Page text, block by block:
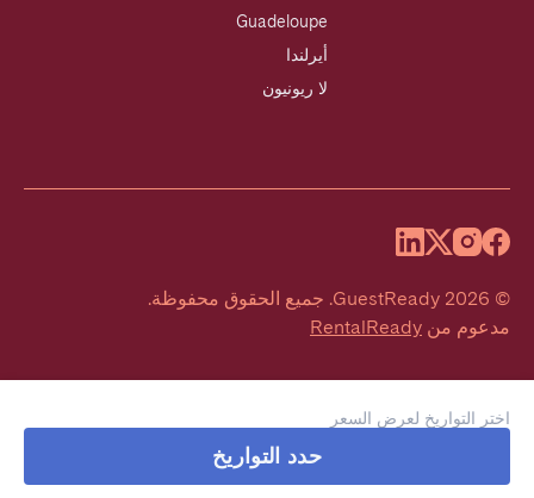
اختر التواريخ لعرض السعر
حدد التواريخ
Guadeloupe
أيرلندا
لا ريونيون
©
2026
GuestReady
. جميع الحقوق محفوظة.
مدعوم من RentalReady